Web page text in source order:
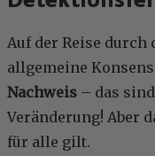
Auf der Reise durch
allgemeine
Nachweis – das
Veränderung! Aber
für alle gilt.